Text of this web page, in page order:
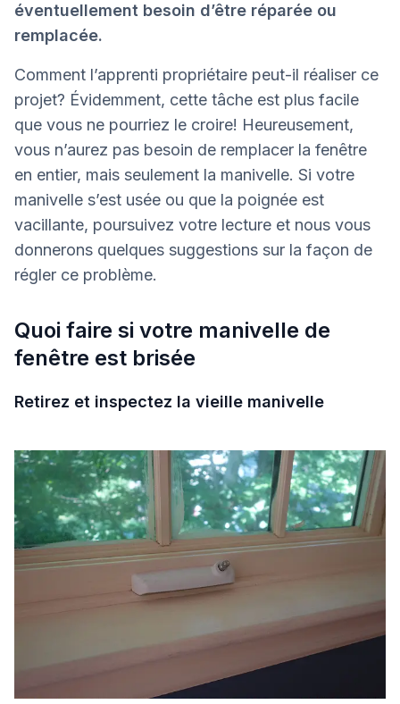
éventuellement besoin d’être réparée ou
remplacée.
Comment l’apprenti propriétaire peut-il réaliser ce
projet? Évidemment, cette tâche est plus facile
que vous ne pourriez le croire! Heureusement,
vous n’aurez pas besoin de remplacer la fenêtre
en entier, mais seulement la manivelle. Si votre
manivelle s’est usée ou que la poignée est
vacillante, poursuivez votre lecture et nous vous
donnerons quelques suggestions sur la façon de
régler ce problème.
Quoi faire si votre manivelle de
fenêtre est brisée
Retirez et inspectez la vieille manivelle